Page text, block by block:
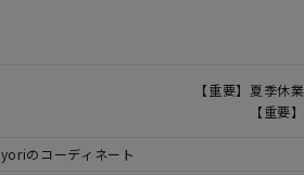
【重要】夏季休
【重要
yoriのコーディネート